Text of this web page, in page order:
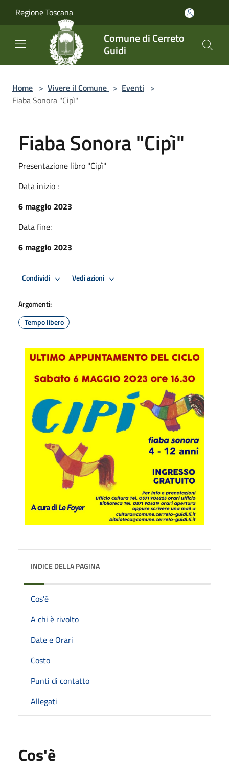
Regione Toscana
Comune di Cerreto
Guidi
Home > Vivere il Comune > Eventi >
Fiaba Sonora "Cipì"
Fiaba Sonora "Cipì"
Presentazione libro "Cipì"
Data inizio :
6 maggio 2023
Data fine:
6 maggio 2023
Condividi Vedi azioni
Argomenti:
Tempo libero
INDICE DELLA PAGINA
Cos'è
A chi è rivolto
Date e Orari
Costo
Punti di contatto
Allegati
Cos'è